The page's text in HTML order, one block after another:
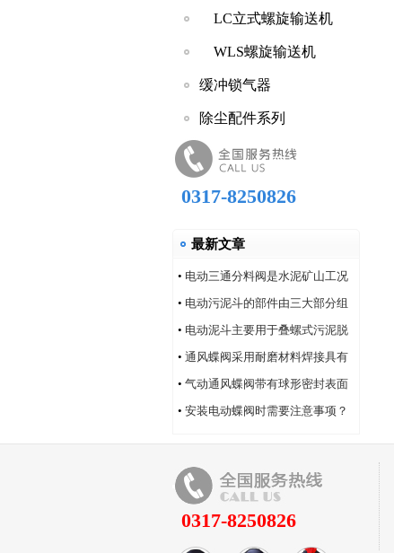
LC立式螺旋输送机
WLS螺旋输送机
缓冲锁气器
除尘配件系列
0317-8250826
最新文章
• 电动三通分料阀是水泥矿山工况
的系列产品
• 电动污泥斗的部件由三大部分组
成
• 电动泥斗主要用于叠螺式污泥脱
水机
• 通风蝶阀采用耐磨材料焊接具有
耐磨性好的特点
• 气动通风蝶阀带有球形密封表面
的衬氟塑料
• 安装电动蝶阀时需要注意事项？
0317-8250826